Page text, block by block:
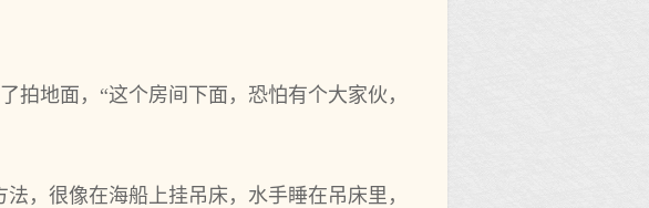
拍地面，“这个房间下面，恐怕有个大家伙，
，很像在海船上挂吊床，水手睡在吊床里，